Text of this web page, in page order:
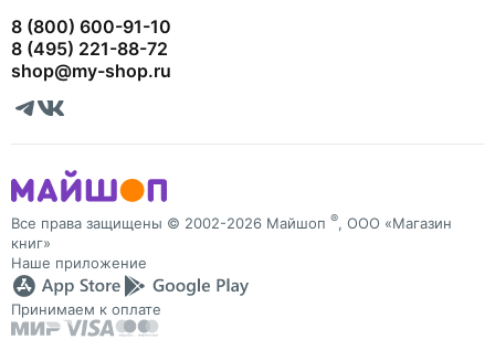
8 (800) 600-91-10
8 (495) 221-88-72
shop@my-shop.ru
Все права защищены © 2002-2026 Майшоп ®, ООО «Магазин
книг»
Наше приложение
Принимаем к оплате